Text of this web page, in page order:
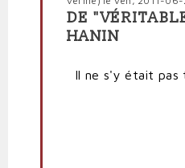
En
réponse
Un
DE
HANIN
Il ne s'y était pas